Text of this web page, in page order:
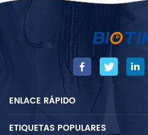
ENLACE RÁPIDO
ETIQUETAS POPULARES